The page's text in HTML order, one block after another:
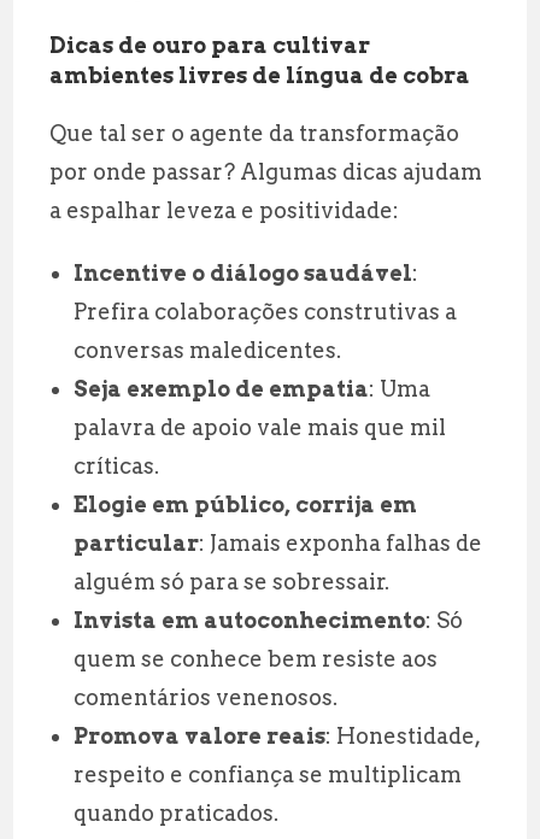
Dicas de ouro para cultivar
ambientes livres de língua de cobra
Que tal ser o agente da transformação
por onde passar? Algumas dicas ajudam
a espalhar leveza e positividade:
Incentive o diálogo saudável:
Prefira colaborações construtivas a
conversas maledicentes.
Seja exemplo de empatia: Uma
palavra de apoio vale mais que mil
críticas.
Elogie em público, corrija em
particular: Jamais exponha falhas de
alguém só para se sobressair.
Invista em autoconhecimento: Só
quem se conhece bem resiste aos
comentários venenosos.
Promova valore reais: Honestidade,
respeito e confiança se multiplicam
quando praticados.